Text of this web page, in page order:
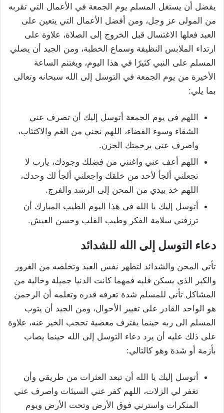
يفضل أن يستغل المسلم يوم الجمعة في الأعمال التي تقربه
من المولى عز وجل، ومن أفضل الأعمال التي يتعين على
العبد فعلها الاغتسال قبل الخروج إلى الصلاة، علاوة على
ارتداء الملابس النظيفة وسماع الخطبة، ومن الجيد أن يصلي
المسلم على النبي كثيرًا في هذا اليوم، ويغتنم الساعة
الأخيرة من يوم الجمعة في التوسل إلى الله سبحانه وتعالى
بما يلي:
اللهم في يوم الجمعة أتوسل إليك أن تصرف عني
الشقاء وسوء القضاء، اللهم نجني من الغم والاكتئاب،
واصرف عني برحمتك الحزن.
اللهم أعف عني واغنني من فضلك وجودك، يارب لا
تجعلني ألجأ لأحد من خلقك واجعلني ألجأ لك وحدك،
اللهم خذ بيدي من المحن إلى الرشد والفرج.
أتوسل إليك يا الله في هذا اليوم الطيب المبارك أن
ترزقني سلامة الفكر وطيب القلب وحسن العيش.
دعاء التوسل إلى الله للشدائد
تأتي المحن والشدائد لتطهر نفس العبد وتخلصه من الغرور
والكبر الذي يسكن قلبه فمهما كانت الدنيا جميلة وخالية من
المشاكل تأتي للمسلم شدة تعرفه قدره وتعلمه أن الرحمن
هو الواحد القادر على تغيير الأحوال، ومن الجيد أن يتوب
المسلم الى ربه حينما يقترف معصية تحجب الخير عنه، علاوة
على ذلك عليه أن يرد دعاء التوسل إلى الله حينما يصاب
بأزمة أو شدة وهو كالتالي:
أتوسل إليك يا الله أن تبعد العثرات من طريقي وأن
تغفر لي الزلات، اللهم كفر عني السيئات واصرف عني
المنكرات واسترني فوق الأرض وتحت الأرض ويوم